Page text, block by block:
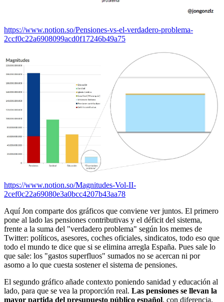
https://www.notion.so/Pensiones-vs-el-verdadero-problema-
2ccf0c22a6908099acd0f17246b49a75
https://www.notion.so/Magnitudes-Vol-II-
2cef0c22a69080e3a0bcc4207b43aa78
Aquí Jon comparte dos gráficos que conviene ver juntos. El primero
pone al lado las pensiones contributivas y el déficit del sistema,
frente a la suma del "verdadero problema" según los memes de
Twitter: políticos, asesores, coches oficiales, sindicatos, todo eso que
todo el mundo te dice que si se elimina arregla España. Pues sale lo
que sale: los "gastos superfluos" sumados no se acercan ni por
asomo a lo que cuesta sostener el sistema de pensiones.
El segundo gráfico añade contexto poniendo sanidad y educación al
lado, para que se vea la proporción real. Las pensiones se llevan la
mayor partida del presupuesto público español, con diferencia.